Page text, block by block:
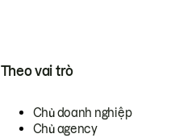
Theo vai trò
Chủ doanh nghiệp
Chủ agency